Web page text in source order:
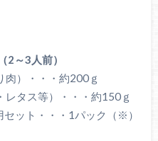
2～3人前）
肉）・・・約200ｇ
レタス等）・・・約150ｇ
ット・・・1パック（※）